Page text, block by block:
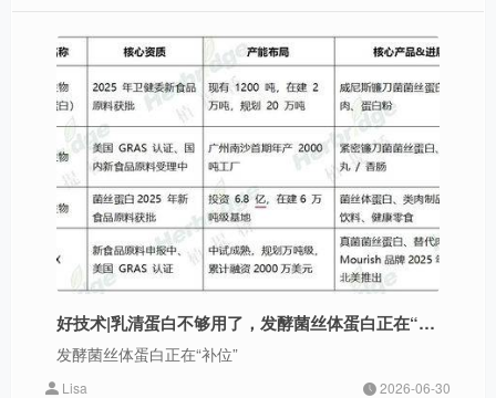
好技术|乳清蛋白不够用了，发酵菌丝体蛋白正在“补位”
发酵菌丝体蛋白正在“补位”
Lisa 2026-06-30